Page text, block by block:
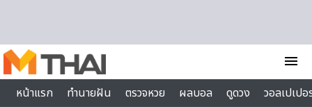
menu
หน้าแรก
ทำนายฝัน ตรวจหวย ผลบอล ดูดวง
วอลเปเป